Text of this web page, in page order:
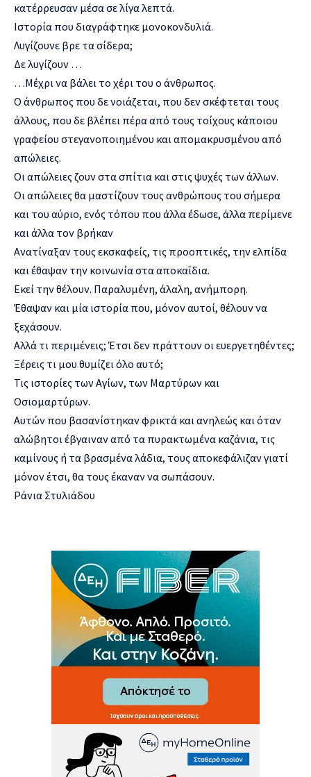
κατέρρευσαν μέσα σε λίγα λεπτά.
Ιστορία που διαγράφτηκε μονοκονδυλιά.
Λυγίζουνε βρε τα σίδερα;
Δε λυγίζουν …
…Μέχρι να βάλει το χέρι του ο άνθρωπος.
Ο άνθρωπος που δε νοιάζεται, που δεν σκέφτεται τους
άλλους, που δε βλέπει πέρα από τους τοίχους κάποιου
γραφείου στεγανοποιημένου και απομακρυσμένου από
απώλειες.
Οι απώλειες ζουν στα σπίτια και στις ψυχές των άλλων.
Οι απώλειες θα μαστίζουν τους ανθρώπους του σήμερα
και του αύριο, ενός τόπου που άλλα έδωσε, άλλα περίμενε
και άλλα τον βρήκαν
Ανατίναξαν τους εκσκαφείς, τις προοπτικές, την ελπίδα
και έθαψαν την κοινωνία στα αποκαΐδια.
Εκεί την θέλουν. Παραλυμένη, άλαλη, ανήμπορη.
Έθαψαν και μία ιστορία που, μόνον αυτοί, θέλουν να
ξεχάσουν.
Αλλά τι περιμένεις; Έτσι δεν πράττουν οι ευεργετηθέντες;
Ξέρεις τι μου θυμίζει όλο αυτό;
Τις ιστορίες των Αγίων, των Μαρτύρων και
Οσιομαρτύρων.
Αυτών που βασανίστηκαν φρικτά και ανηλεώς και όταν
αλώβητοι έβγαιναν από τα πυρακτωμένα καζάνια, τις
καμίνους ή τα βρασμένα λάδια, τους αποκεφάλιζαν γιατί
μόνον έτσι, θα τους έκαναν να σωπάσουν.
Ράνια Στυλιάδου